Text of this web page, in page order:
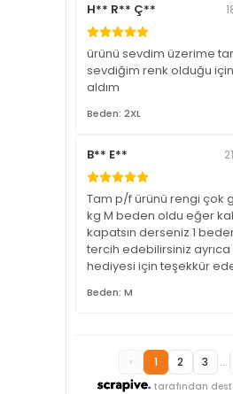
H** R** Ç**
ürünü sevdim üzerime
sevdiğim renk olduğu
aldım
Beden: 2XL
B** E**
Tam p/f ürünü rengi çok
kg M beden oldu eğer
kapatsın derseniz 1
tercih edebilirsiniz ayrıca
hediyesi için teşekkür
Beden: M
tarafından
‹ 1 2 3 ...